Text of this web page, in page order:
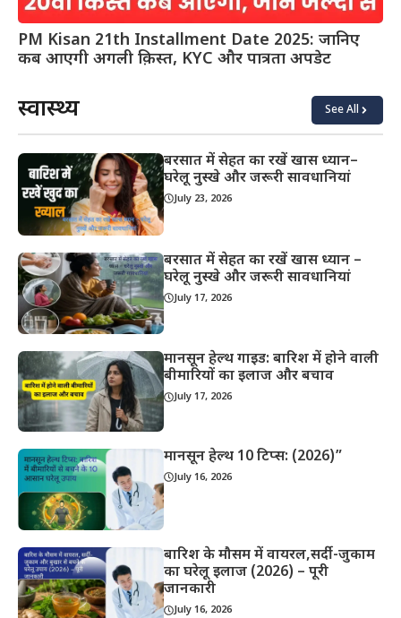
PM Kisan 21th Installment Date 2025: जानिए
कब आएगी अगली क़िस्त, KYC और पात्रता अपडेट
स्वास्थ्य See All
बरसात में सेहत का रखें खास ध्यान–
घरेलू नुस्खे और जरूरी सावधानियां
July 23, 2026
बरसात में सेहत का रखें खास ध्यान –
घरेलू नुस्खे और जरूरी सावधानियां
July 17, 2026
मानसून हेल्थ गाइड: बारिश में होने वाली
बीमारियों का इलाज और बचाव
July 17, 2026
मानसून हेल्थ 10 टिप्स: (2026)”
July 16, 2026
बारिश के मौसम में वायरल,सर्दी-जुकाम
का घरेलू इलाज (2026) – पूरी
जानकारी
July 16, 2026